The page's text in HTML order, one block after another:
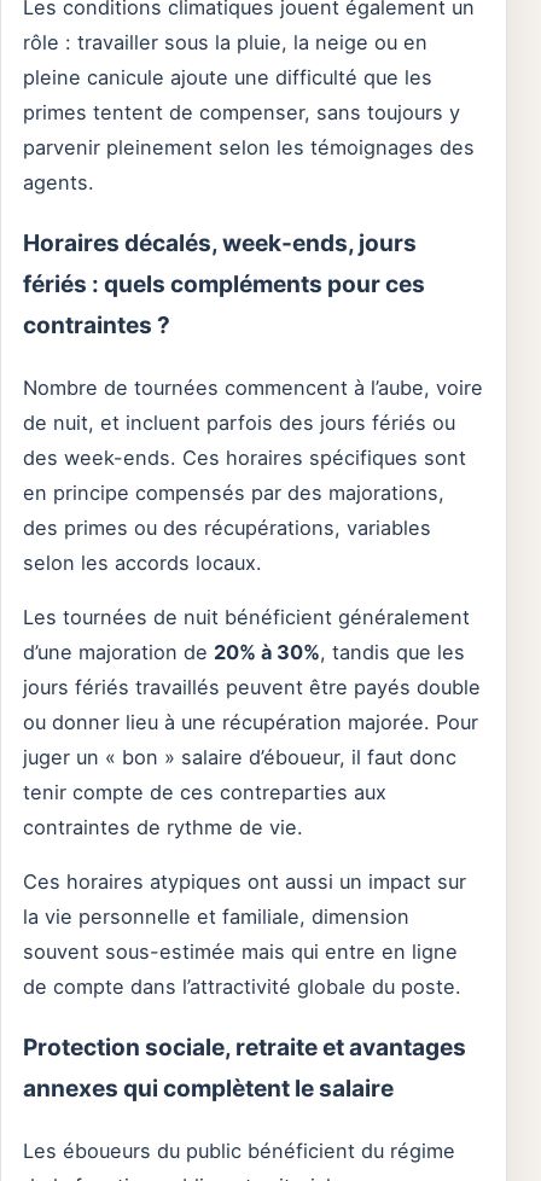
Les conditions climatiques jouent également un
rôle : travailler sous la pluie, la neige ou en
pleine canicule ajoute une difficulté que les
primes tentent de compenser, sans toujours y
parvenir pleinement selon les témoignages des
agents.
Horaires décalés, week-ends, jours
fériés : quels compléments pour ces
contraintes ?
Nombre de tournées commencent à l’aube, voire
de nuit, et incluent parfois des jours fériés ou
des week-ends. Ces horaires spécifiques sont
en principe compensés par des majorations,
des primes ou des récupérations, variables
selon les accords locaux.
Les tournées de nuit bénéficient généralement
d’une majoration de 20% à 30%, tandis que les
jours fériés travaillés peuvent être payés double
ou donner lieu à une récupération majorée. Pour
juger un « bon » salaire d’éboueur, il faut donc
tenir compte de ces contreparties aux
contraintes de rythme de vie.
Ces horaires atypiques ont aussi un impact sur
la vie personnelle et familiale, dimension
souvent sous-estimée mais qui entre en ligne
de compte dans l’attractivité globale du poste.
Protection sociale, retraite et avantages
annexes qui complètent le salaire
Les éboueurs du public bénéficient du régime